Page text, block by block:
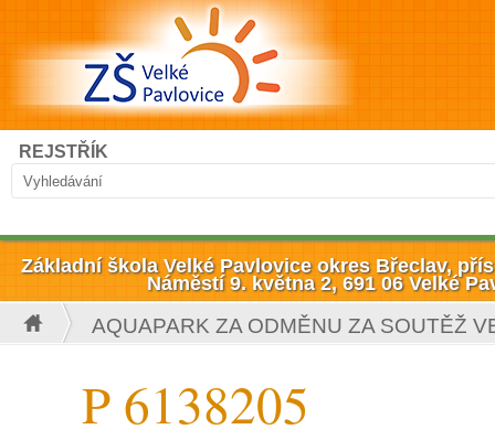
Přejít k hlavnímu obsahu
Vyhledávání
Hledat
REJSTŘÍK
Základní škola Velké Pavlovice okres Břeclav,
Náměstí 9. května 2, 691 06 Velké
Jste zde
AQUAPARK ZA ODMĚNU ZA SOUTĚŽ
P 6138205